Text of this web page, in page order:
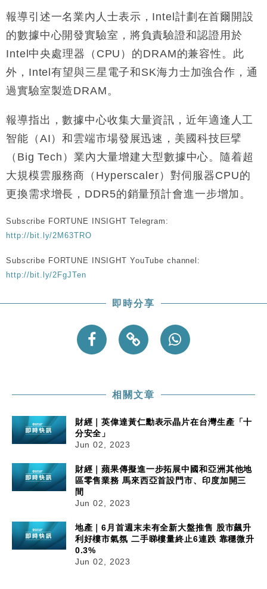
報導引述一名業內人士表示，Intel計劃在首爾開設
的數據中心開發實驗室，將負責驗證和認證用於
Intel中央處理器（CPU）的DRAM的兼容性。此
外，Intel有望與三星電子和SK海力士加強合作，通
過實驗室製造DRAM。
報導指出，數據中心收集大量資訊，近年適逢人工
智能（AI）和雲端市場發展迅速，美國科技巨擘
（Big Tech）業內大量增建大型數據中心。隨着超
大規模雲服務商（Hyperscaler）對伺服器CPU的
更換需求增長，DDR5的銷量預計會進一步增加。
Subscribe FORTUNE INSIGHT Telegram:
http://bit.ly/2M63TRO
Subscribe FORTUNE INSIGHT YouTube channel:
http://bit.ly/2FgJTen
即時分享
相關文章
財經｜英偉達黃仁勳表示晶片在台灣生產「十
分安全」
Jun 02, 2023
財經｜蘋果傳擬進一步拓展中國和亞洲其他地
區零售業務 馬來西亞首設門市、印度加開三
間
Jun 02, 2023
地產｜6月首週末未有全新大盤推售 股市飆升
利好樓市氣氛 二手睇樓量終止6連跌 靠穩微升
0.3%
Jun 02, 2023